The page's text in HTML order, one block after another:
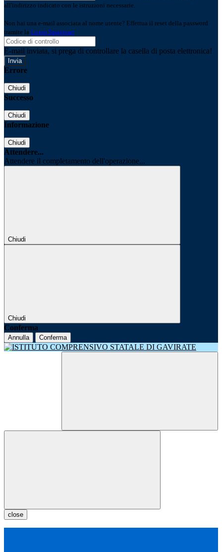
all'indirizzo indicato con le istruzioni necessarie.
Non hai una e-mail associata al nome utente? Effettua il reset della password
tramite la Login Spaggiari
E-mail inviata, si prega di controllare la casella di posta elettronica!
Errore
Chiudi
Successo
Chiudi
Informazione
Chiudi
Attendere...
Attendere il completamento dell'operazione...
Chiudi
Chiudi
Conferma
Annulla Conferma
close